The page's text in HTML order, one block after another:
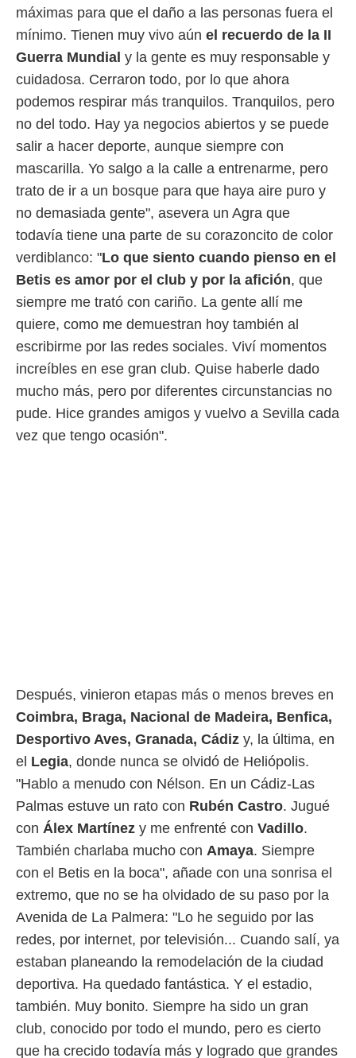
únicos
similares
como
sitio
de
posible
traten tus
en
a lo que
Para
u
momento
en
perfiles
utilizar
crear un
uso de
contenido
medir el
de la
el
de
o a través
de
de
de
uso de
con el
máximas para que el daño a las personas fuera el
mínimo. Tienen muy vivo aún el recuerdo de la II
Guerra Mundial y la gente es muy responsable y
cuidadosa. Cerraron todo, por lo que ahora
podemos respirar más tranquilos. Tranquilos, pero
no del todo. Hay ya negocios abiertos y se puede
salir a hacer deporte, aunque siempre con
mascarilla. Yo salgo a la calle a entrenarme, pero
trato de ir a un bosque para que haya aire puro y
no demasiada gente", asevera un Agra que
todavía tiene una parte de su corazoncito de color
verdiblanco: "Lo que siento cuando pienso en el
Betis es amor por el club y por la afición, que
siempre me trató con cariño. La gente allí me
quiere, como me demuestran hoy también al
escribirme por las redes sociales. Viví momentos
increíbles en ese gran club. Quise haberle dado
mucho más, pero por diferentes circunstancias no
pude. Hice grandes amigos y vuelvo a Sevilla cada
vez que tengo ocasión".
Después, vinieron etapas más o menos breves en
Coimbra, Braga, Nacional de Madeira, Benfica,
Desportivo Aves, Granada, Cádiz y, la última, en
el Legia, donde nunca se olvidó de Heliópolis.
"Hablo a menudo con Nélson. En un Cádiz-Las
Palmas estuve un rato con Rubén Castro. Jugué
con Álex Martínez y me enfrenté con Vadillo.
También charlaba mucho con Amaya. Siempre
con el Betis en la boca", añade con una sonrisa el
extremo, que no se ha olvidado de su paso por la
Avenida de La Palmera: "Lo he seguido por las
redes, por internet, por televisión... Cuando salí, ya
estaban planeando la remodelación de la ciudad
deportiva. Ha quedado fantástica. Y el estadio,
también. Muy bonito. Siempre ha sido un gran
club, conocido por todo el mundo, pero es cierto
que ha crecido todavía más y logrado que grandes